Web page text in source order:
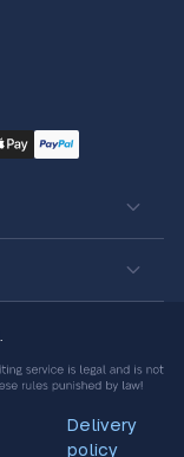
Delivery
policy